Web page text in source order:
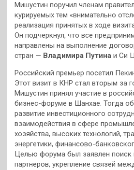
Мишустин поручил членам
курируемых тем «внимательно
реализация принятых в ходе
Он подчеркнул, что все
направлены на выполнение
стран — Владимира Путина и Си
Российский премьер посетил
Этот визит в КНР стал вторым за
Мишустин принял участие в
бизнес-форуме в Шанхае. Тогда
развитие инвестиционного
взаимодействия в сфере
хозяйства, высоких технологий,
энергетики, финансово-
Целью форума был заявлен
партнеров, укрепление связей